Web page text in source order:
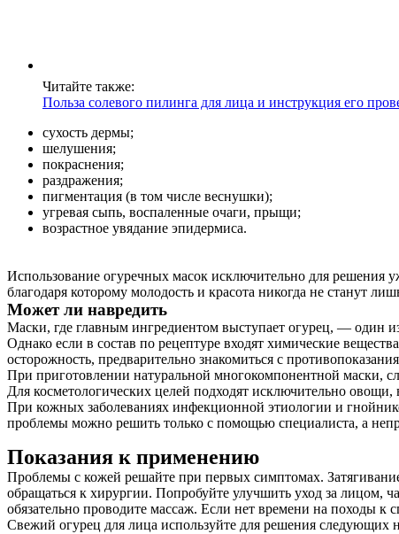
Читайте также:
Польза солевого пилинга для лица и инструкция его
сухость дермы;
шелушения;
покраснения;
раздражения;
пигментация (в том числе веснушки);
угревая сыпь, воспаленные очаги, прыщи;
возрастное увядание эпидермиса.
Использование огуречных масок исключительно для
благодаря которому молодость и красота никогда не станут
Может ли навредить
Маски, где главным ингредиентом выступает огурец, — один
Однако если в состав по рецептуре входят химические
осторожность, предварительно знакомиться с
При приготовлении натуральной многокомпонентной маски,
Для косметологических целей подходят исключительно
При кожных заболеваниях инфекционной этиологии и
проблемы можно решить только с помощью специалиста, а
Показания к применению
Проблемы с кожей решайте при первых симптомах.
обращаться к хирургии. Попробуйте улучшить уход за лицом,
обязательно проводите массаж. Если нет времени на походы к
Свежий огурец для лица используйте для решения следующих